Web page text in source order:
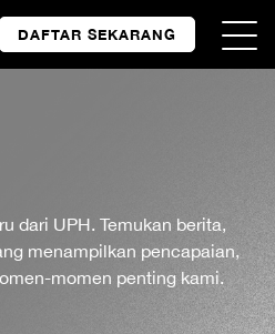
DAFTAR SEKARANG
dari UPH. Temukan berita,
menampilkan pencapaian,
momen penting kami.